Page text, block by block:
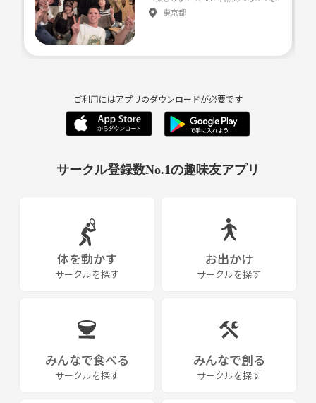
友とぶどう酒は古いほど良し。という事を実践するためのサークルです
※LINE グループチャットが母体のサークルです。
《つなげーと上でのLINE IDの交換・聞き出す行為は禁止されています》
東京都
ご利用にはアプリのダウンロードが必要です
サークル登録数No.1の趣味友アプリ
体を動かす
サークルを探す
お出かけ
サークルを探す
みんなで食べる
サークルを探す
みんなで創る
サークルを探す